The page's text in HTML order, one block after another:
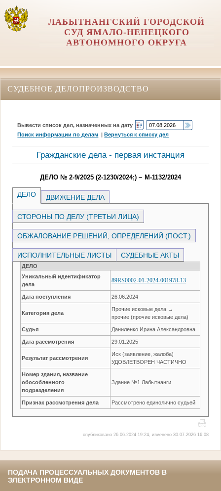
ЛАБЫТНАНГСКИЙ ГОРОДСКОЙ
СУД ЯМАЛО-НЕНЕЦКОГО
АВТОНОМНОГО ОКРУГА
СУДЕБНОЕ ДЕЛОПРОИЗВОДСТВО
Вывести список дел, назначенных на дату
Поиск информации по делам |Вернуться к списку дел
Гражданские дела - первая инстанция
ДЕЛО № 2-9/2025 (2-1230/2024;) ~ М-1132/2024
ДЕЛО ДВИЖЕНИЕ ДЕЛА
СТОРОНЫ ПО ДЕЛУ (ТРЕТЬИ ЛИЦА)
ОБЖАЛОВАНИЕ РЕШЕНИЙ, ОПРЕДЕЛЕНИЙ (ПОСТ.)
ИСПОЛНИТЕЛЬНЫЕ ЛИСТЫ СУДЕБНЫЕ АКТЫ
ДЕЛО
Уникальный идентификатор
дела
89RS0002-01-2024-001978-13
Дата поступления 26.06.2024
Категория дела
Прочие исковые дела →
прочие (прочие исковые дела)
Судья Даниленко Ирина Александровна
Дата рассмотрения 29.01.2025
Результат рассмотрения
Иск (заявление, жалоба)
УДОВЛЕТВОРЕН ЧАСТИЧНО
Номер здания, название
обособленного
подразделения
Здание №1 Лабытнанги
Признак рассмотрения дела Рассмотрено единолично судьей
опубликовано 26.06.2024 19:24, изменено 30.07.2026 16:08
ПОДАЧА ПРОЦЕССУАЛЬНЫХ ДОКУМЕНТОВ В
ЭЛЕКТРОННОМ ВИДЕ